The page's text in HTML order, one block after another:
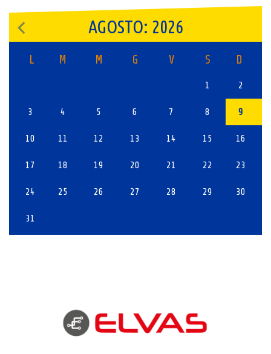
AGOSTO: 2026
L M M G V S D
1 2
3 4 5 6 7 8 9
10 11 12 13 14 15 16
17 18 19 20 21 22 23
24 25 26 27 28 29 30
31